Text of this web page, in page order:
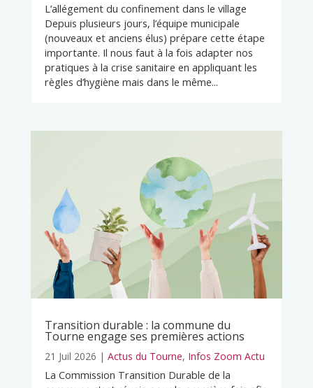
L’allégement du confinement dans le village
Depuis plusieurs jours, l’équipe municipale
(nouveaux et anciens élus) prépare cette étape
importante. Il nous faut à la fois adapter nos
pratiques à la crise sanitaire en appliquant les
règles d’hygiène mais dans le même...
Transition durable : la commune du
Tourne engage ses premières actions
21 Juil 2026 | Actus du Tourne, Infos Zoom Actu
La Commission Transition Durable de la